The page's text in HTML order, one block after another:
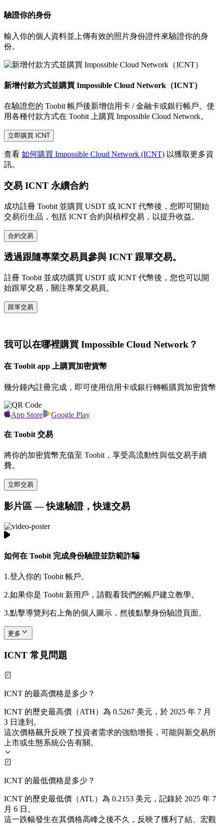
驗證你的身份
輸入你的個人資料並上傳有效的照片身份證件來驗證你的身
份。
新增付款方式並購買 Impossible Cloud Network（ICNT）
在驗證您的 Toobit 帳戶後新增信用卡 / 金融卡或銀行帳戶。使
用各種付款方式在 Toobit 上購買 Impossible Cloud Network。
立即購買 ICNT
查看 如何購買 Impossible Cloud Network (ICNT) 以獲取更多資
訊。
交易 ICNT 永續合約
成功註冊 Toobit 並購買 USDT 或 ICNT 代幣後，您即可開始
交易衍生品，包括 ICNT 合約與槓桿交易，以提升收益。
合約交易
透過跟隨專業交易員參與 ICNT 跟單交易。
註冊 Toobit 並成功購買 USDT 或 ICNT 代幣後，您也可以開
始跟單交易，關注專業交易員。
跟單交易
我可以在哪裡購買 Impossible Cloud Network？
在 Toobit app 上購買加密貨幣
幾分鐘內註冊完成，即可使用信用卡或銀行轉帳購買加密貨幣
App Store Google Play
在 Toobit 交易
將你的加密貨幣充值至 Toobit，享受高流動性與低交易手續
費。
立即交易
影片區 — 快速驗證，快速交易
如何在 Toobit 完成身份驗證並防範詐騙
1.登入你的 Toobit 帳戶。
2.如果你是 Toobit 新用戶，請觀看我們的帳戶建立教學。
3.點擊導覽列右上角的個人圖示，然後點擊身份驗證頁面。
更多
ICNT 常見問題
ICNT 的最高價格是多少？
ICNT 的歷史最高價（ATH）為 0.5267 美元，於 2025 年 7 月
3 日達到。
這次價格飆升反映了投資者需求的強勁增長，可能與新交易所
上市或生態系統公告有關。
ICNT 的最低價格是多少？
ICNT 的歷史最低價（ATL）為 0.2153 美元，記錄於 2025 年 7
月 6 日。
這一跌幅發生在其價格高峰之後不久，反映了獲利了結、宏觀